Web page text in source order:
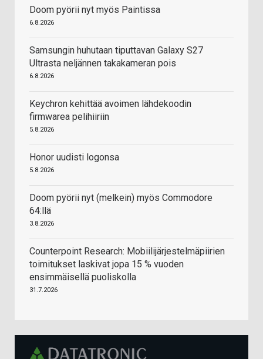
Doom pyörii nyt myös Paintissa
6.8.2026
Samsungin huhutaan tiputtavan Galaxy S27
Ultrasta neljännen takakameran pois
6.8.2026
Keychron kehittää avoimen lähdekoodin
firmwarea pelihiiriin
5.8.2026
Honor uudisti logonsa
5.8.2026
Doom pyörii nyt (melkein) myös Commodore
64:llä
3.8.2026
Counterpoint Research: Mobiilijärjestelmäpiirien
toimitukset laskivat jopa 15 % vuoden
ensimmäisellä puoliskolla
31.7.2026